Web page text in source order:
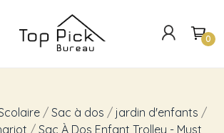
0
Sac à dos
jardin d'enfants
Sac À Dos Enfant Trolley - Must